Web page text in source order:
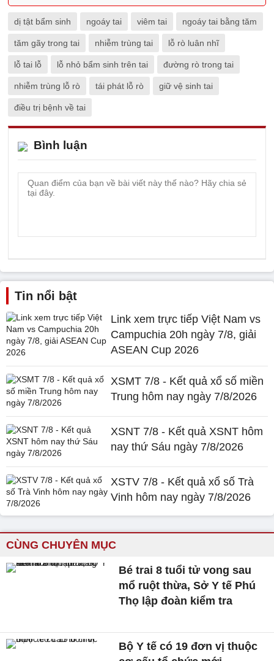
dị tật bẩm sinh ngoáy tai viêm tai ngoáy tai bằng tăm
tăm gãy trong tai nhiễm trùng tai lỗ rò luân nhĩ
lỗ tai lỗ lỗ nhỏ bẩm sinh trên tai đường rò trong tai
nhiễm trùng lỗ rò tái phát lỗ rò giữ vệ sinh tai
điều trị bệnh về tai
Bình luận
Tin nổi bật
Link xem trực tiếp Việt Nam vs
Campuchia 20h ngày 7/8, giải
ASEAN Cup 2026
XSMT 7/8 - Kết quả xổ số miền
Trung hôm nay ngày 7/8/2026
XSNT 7/8 - Kết quả XSNT hôm
nay thứ Sáu ngày 7/8/2026
XSTV 7/8 - Kết quả xổ số Trà
Vinh hôm nay ngày 7/8/2026
CÙNG CHUYÊN MỤC
Bé trai 8 tuổi tử vong sau
mổ ruột thừa, Sở Y tế Phú
Thọ lập đoàn kiểm tra
Bộ Y tế có 19 đơn vị thuộc